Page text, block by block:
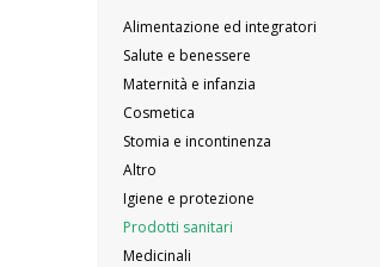
Alimentazione ed integratori
Salute e benessere
Maternità e infanzia
Cosmetica
Stomia e incontinenza
Altro
Igiene e protezione
Prodotti sanitari
Medicinali